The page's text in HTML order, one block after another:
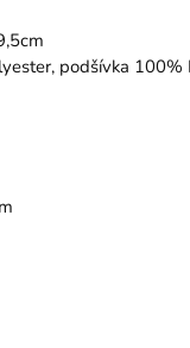
podšívka